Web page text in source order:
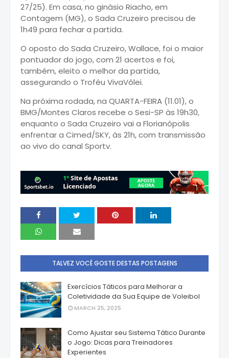
27/25). Em casa, no ginásio Riacho, em
Contagem (MG), o Sada Cruzeiro precisou de
1h49 para fechar a partida.
O oposto do Sada Cruzeiro, Wallace, foi o maior
pontuador do jogo, com 21 acertos e foi,
também, eleito o melhor da partida,
assegurando o Troféu VivaVôlei.
Na próxima rodada, na QUARTA-FEIRA (11.01), o
BMG/Montes Claros recebe o Sesi-SP às 19h30,
enquanto o Sada Cruzeiro vai a Florianópolis
enfrentar a Cimed/SKY, às 21h, com transmissão
ao vivo do canal Sportv.
TALVEZ VOCÊ GOSTE DESTAS POSTAGENS
Exercícios Táticos para Melhorar a
Coletividade da Sua Equipe de Voleibol
MARCH 25, 2025
Como Ajustar seu Sistema Tático Durante
o Jogo: Dicas para Treinadores
Experientes